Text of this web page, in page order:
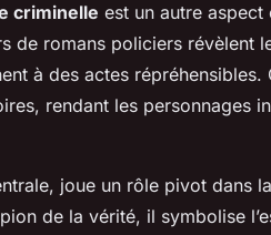
criminelle est un autre
de romans policiers révèlent
à des actes répréhensibles.
rendant les personnages
joue un rôle pivot dans
de la vérité, il symbolise